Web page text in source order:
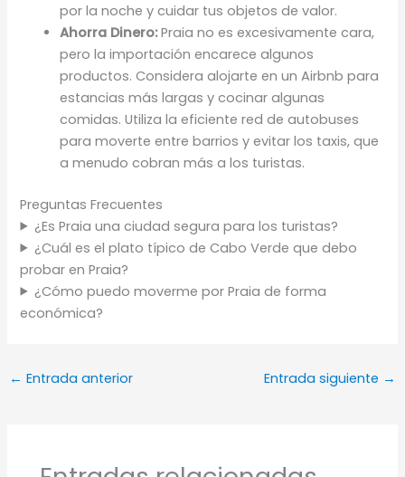
por la noche y cuidar tus objetos de valor.
Ahorra Dinero:Praia no es excesivamente cara,
pero la importación encarece algunos
productos. Considera alojarte en un Airbnb para
estancias más largas y cocinar algunas
comidas. Utiliza la eficiente red de autobuses
para moverte entre barrios y evitar los taxis, que
a menudo cobran más a los turistas.
Preguntas Frecuentes
¿Es Praia una ciudad segura para los turistas?
¿Cuál es el plato típico de Cabo Verde que debo
probar en Praia?
¿Cómo puedo moverme por Praia de forma
económica?
← Entrada anterior Entrada siguiente →